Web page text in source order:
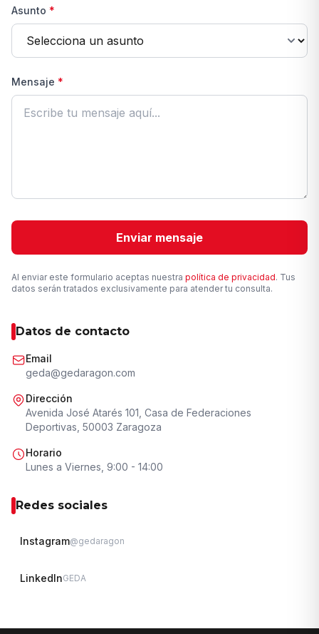
Asunto *
Mensaje *
Enviar mensaje
Al enviar este formulario aceptas nuestra política de privacidad. Tus
datos serán tratados exclusivamente para atender tu consulta.
Datos de contacto
Email
geda@gedaragon.com
Dirección
Avenida José Atarés 101, Casa de Federaciones
Deportivas, 50003 Zaragoza
Horario
Lunes a Viernes, 9:00 - 14:00
Redes sociales
Instagram@gedaragon
LinkedInGEDA